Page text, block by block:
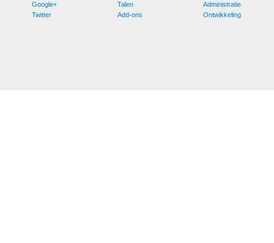
Google+
Twitter
Talen
Add-ons
Administratie
Ontwikkeling